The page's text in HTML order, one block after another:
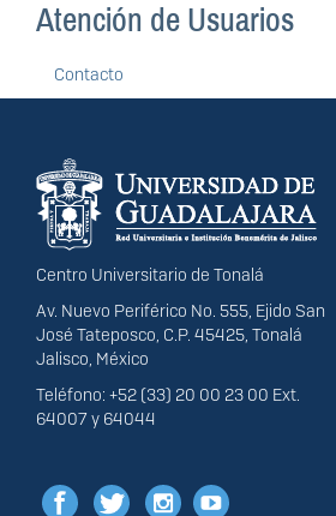
Atención de Usuarios
Contacto
Información del
portal
Centro Universitario de Tonalá
Av. Nuevo Periférico No. 555, Ejido San
José Tateposco, C.P. 45425, Tonalá
Jalisco, México
Teléfono: +52 (33) 20 00 23 00 Ext.
64007 y 64044